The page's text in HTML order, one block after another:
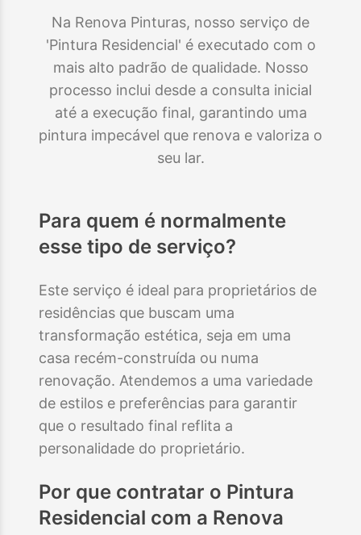
Na Renova Pinturas, nosso serviço de
'Pintura Residencial' é executado com o
mais alto padrão de qualidade. Nosso
processo inclui desde a consulta inicial
até a execução final, garantindo uma
pintura impecável que renova e valoriza o
seu lar.
Para quem é normalmente
esse tipo de serviço?
Este serviço é ideal para proprietários de
residências que buscam uma
transformação estética, seja em uma
casa recém-construída ou numa
renovação. Atendemos a uma variedade
de estilos e preferências para garantir
que o resultado final reflita a
personalidade do proprietário.
Por que contratar o Pintura
Residencial com a Renova